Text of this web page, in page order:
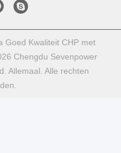
Kwaliteit CHP met
Chengdu Sevenpower
Allemaal. Alle rechten